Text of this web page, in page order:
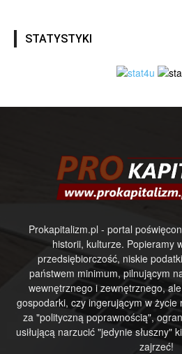
STATYSTYKI
Prokapitalizm.pl - portal
historii, kulturze. Popieramy
przedsiębiorczość, niskie
państwem minimum, pilnującym
wewnętrznego i zewnętrznego,
gospodarki, czy ingerującym w
za "polityczną poprawnością",
usiłującą narzucić "jedynie słuszny"
zajrzeć!